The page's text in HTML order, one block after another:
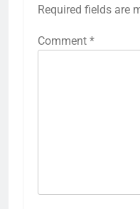
Required fields are
Comment *